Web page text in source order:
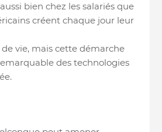
bien chez les salariés que
créent chaque jour leur
vie, mais cette démarche
des technologies